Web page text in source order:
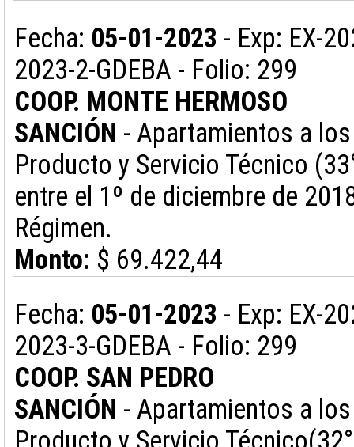
Fecha: 05-01-2023 - Exp: EX-
2023-2-GDEBA - Folio: 299
COOP. MONTE HERMOSO
SANCIÓN - Apartamientos a
Producto y Servicio Técnico
entre el 1º de diciembre de
Régimen.
Monto: $ 69.422,44
Fecha: 05-01-2023 - Exp: EX-
2023-3-GDEBA - Folio: 299
COOP. SAN PEDRO
SANCIÓN - Apartamientos a
Producto y Servicio